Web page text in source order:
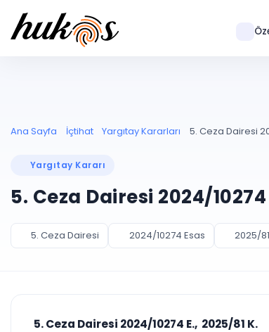
Ana Sayfa İçtihat Yargıtay Kararları 5. Ceza Dairesi
Yargıtay Kararı
5. Ceza Dairesi 2024/
5. Ceza Dairesi 2024/10274 Esas 2025/
5. Ceza Dairesi 2024/10274 E., 2025/81 K.